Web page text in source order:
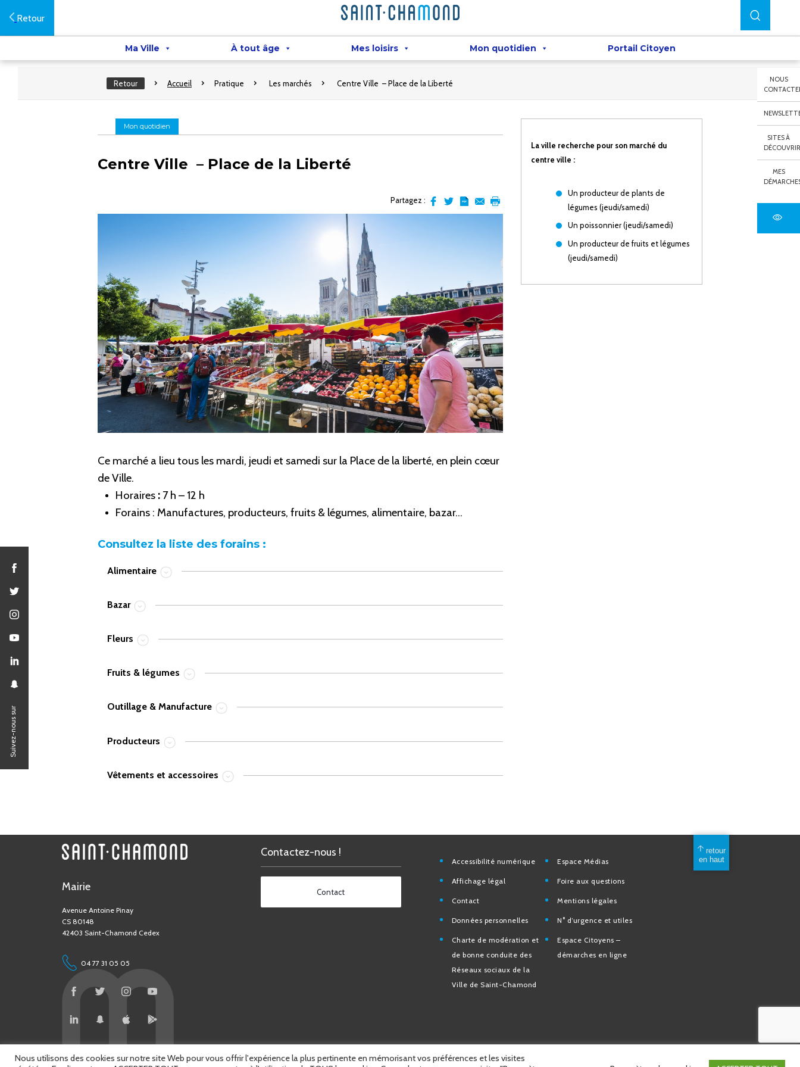
Suivez-nous sur
Retour
Ma Ville À tout âge Mes loisirs Mon quotidien Portail Citoyen
NOUS
SITES À
MES
Retour Accueil Pratique Les marchés Centre Ville – Place de la Liberté
Mon quotidien
Centre Ville – Place de la Liberté
Partagez :
Ce marché a lieu tous les mardi, jeudi et samedi sur la Place de la liberté, en plein cœur
de Ville.
Horaires : 7 h – 12 h
Forains : Manufactures, producteurs, fruits & légumes, alimentaire, bazar…
Consultez la liste des forains :
Alimentaire
Bazar
Fleurs
Fruits & légumes
Outillage & Manufacture
Producteurs
Vêtements et accessoires
La ville recherche pour son marché du
centre ville :
Un producteur de plants de
légumes (jeudi/samedi)
Un poissonnier (jeudi/samedi)
Un producteur de fruits et légumes
(jeudi/samedi)
Mairie
Avenue Antoine Pinay
CS 80148
42403 Saint-Chamond Cedex
04 77 31 05 05
Contactez-nous !
Contact
Accessibilité numérique Espace Médias
Affichage légal Foire aux questions
Contact Mentions légales
Données personnelles N° d’urgence et utiles
Charte de modération et de
bonne conduite des
Réseaux sociaux de la Ville
de Saint-Chamond
Espace Citoyens –
démarches en ligne
Nous utilisons des cookies sur notre site Web pour vous offrir l'expérience la plus pertinente en mémorisant vos préférences et les visites